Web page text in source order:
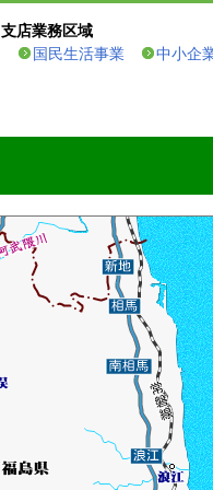
支店業務区域
国民生活事業
中小企